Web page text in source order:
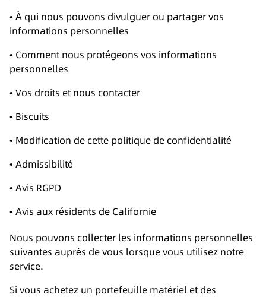
• À qui nous pouvons divulguer ou partager vos
informations personnelles
• Comment nous protégeons vos informations
personnelles
• Vos droits et nous contacter
• Biscuits
• Modification de cette politique de confidentialité
• Admissibilité
• Avis RGPD
• Avis aux résidents de Californie
Nous pouvons collecter les informations personnelles
suivantes auprès de vous lorsque vous utilisez notre
service.
Si vous achetez un portefeuille matériel et des